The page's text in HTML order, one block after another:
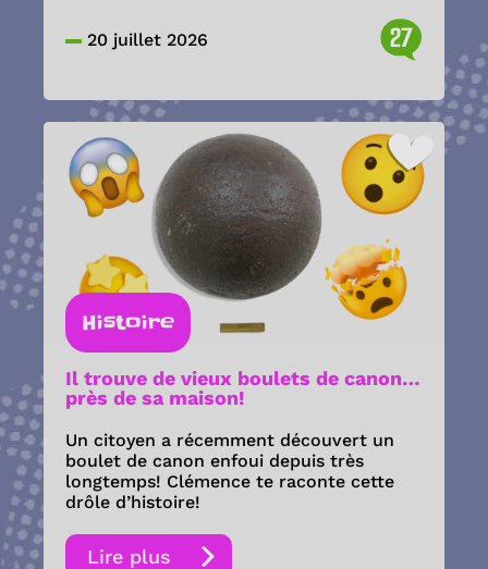
20 juillet 2026 27
Histoire
Il trouve de vieux boulets de canon…
près de sa maison!
Un citoyen a récemment découvert un
boulet de canon enfoui depuis très
longtemps! Clémence te raconte cette
drôle d’histoire!
Lire plus